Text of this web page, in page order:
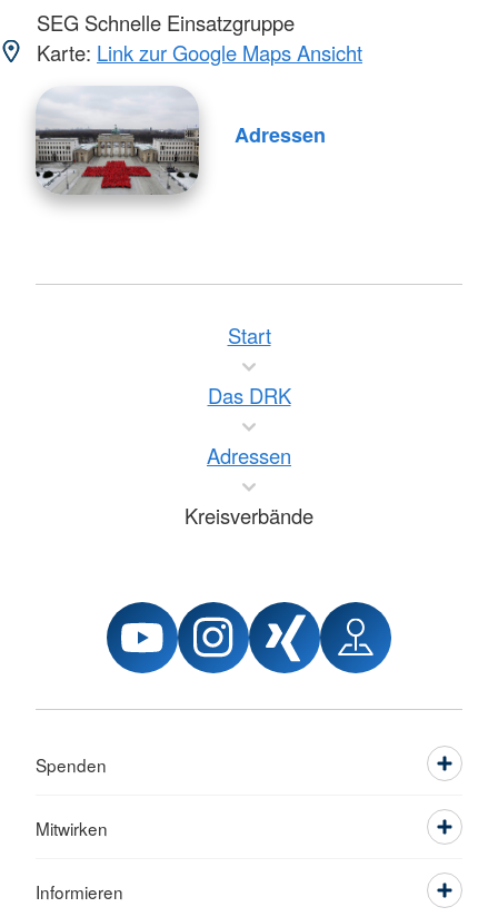
SEG Schnelle Einsatzgruppe
Karte: Link zur Google Maps Ansicht
Adressen
Start
Das DRK
Adressen
Kreisverbände
Spenden
Mitwirken
Informieren